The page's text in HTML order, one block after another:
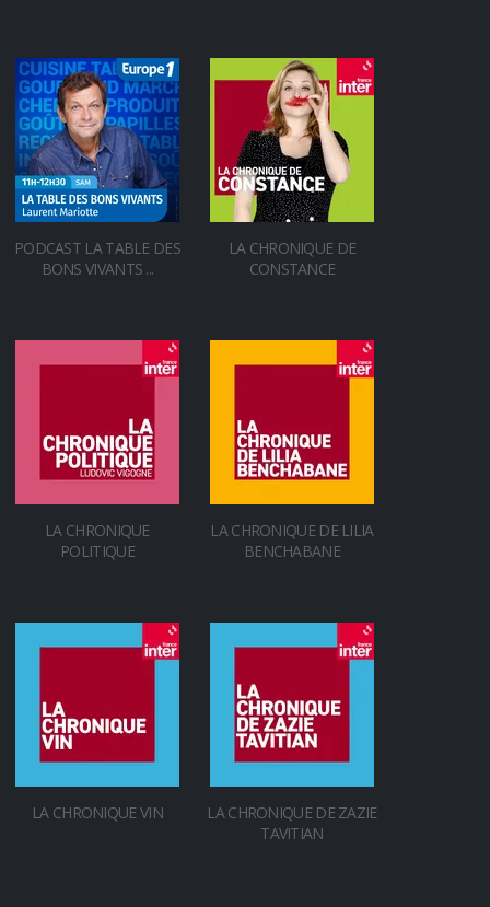
PODCAST LA TABLE DES
BONS VIVANTS ...
LA CHRONIQUE DE
CONSTANCE
LA CHRONIQUE
POLITIQUE
LA CHRONIQUE DE LILIA
BENCHABANE
LA CHRONIQUE VIN
LA CHRONIQUE DE ZAZIE
TAVITIAN